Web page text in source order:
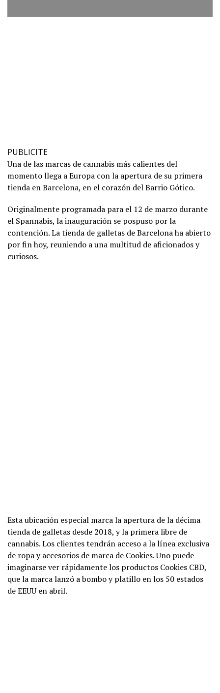
PUBLICITE
Una de las marcas de cannabis más calientes del
momento llega a Europa con la apertura de su primera
tienda en Barcelona, en el corazón del Barrio Gótico.
Originalmente programada para el 12 de marzo durante
el Spannabis, la inauguración se pospuso por la
contención. La tienda de galletas de Barcelona ha abierto
por fin hoy, reuniendo a una multitud de aficionados y
curiosos.
Esta ubicación especial marca la apertura de la décima
tienda de galletas desde 2018, y la primera libre de
cannabis. Los clientes tendrán acceso a la línea exclusiva
de ropa y accesorios de marca de Cookies. Uno puede
imaginarse ver rápidamente los productos Cookies CBD,
que la marca lanzó a bombo y platillo en los 50 estados
de EEUU en abril.